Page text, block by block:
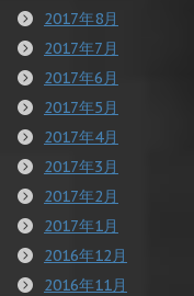
2017年8月
2017年7月
2017年6月
2017年5月
2017年4月
2017年3月
2017年2月
2017年1月
2016年12月
2016年11月